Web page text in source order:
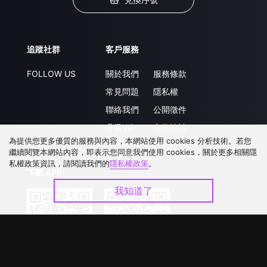
追蹤社群
FOLLOW US
客戶服務
關於我們
常見問題
聯絡我們
升級VIP
服務條款
隱私權
公開徵件
合作洽談
為提供您更多優質的服務與內容，本網站使用 cookies 分析技術。若您
繼續閱覽本網站內容，即表示您同意我們使用 cookies，關於更多相關隱
私權政策資訊，請閱讀我們的隱私權政策。
我知道了